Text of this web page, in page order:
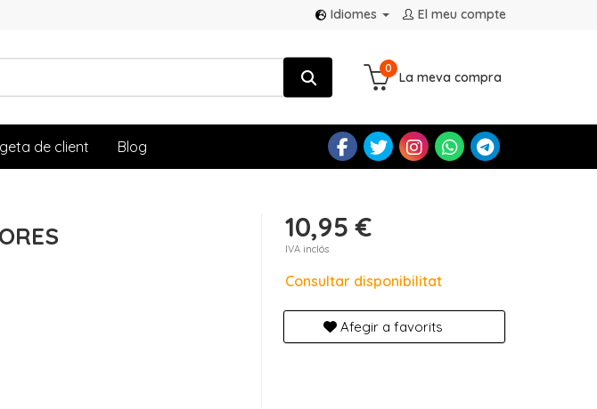
El meu compte
Idiomes
La meva compra
0
de client Blog
10,95 €
IVA inclós
Consultar disponibilitat
Afegir a favorits